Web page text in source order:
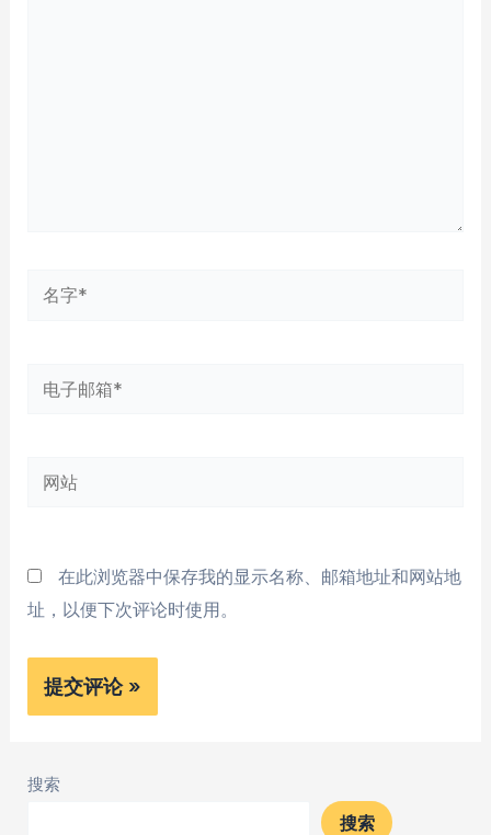
电
箱
网
在此浏览器中保存我的显示名称、邮箱地址和网站地
址，以便下次评论时使用。
搜索
搜索